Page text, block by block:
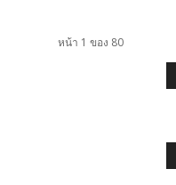
หน้า 1 ของ 80